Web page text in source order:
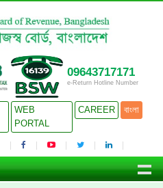
09643717171
e-Return Hotline Number
WEB
PORTAL
CAREER বাংলা